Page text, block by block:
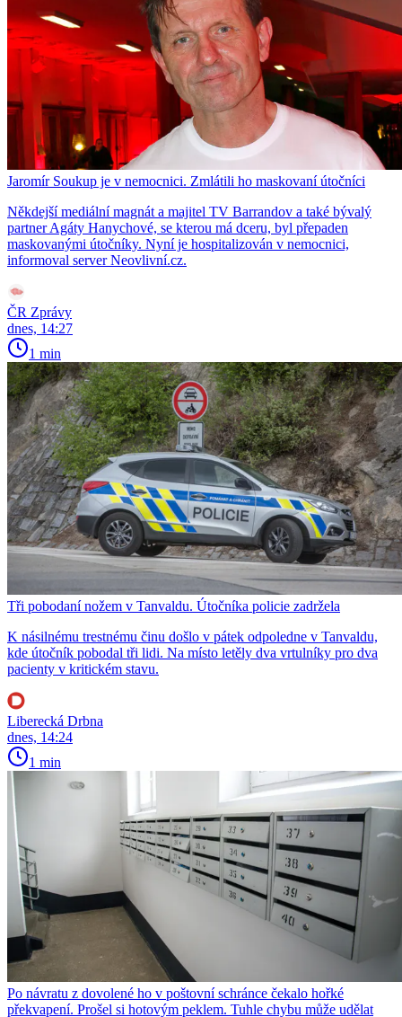
Jaromír Soukup je v nemocnici. Zmlátili ho maskovaní útočníci
Někdejší mediální magnát a majitel TV Barrandov a také bývalý
partner Agáty Hanychové, se kterou má dceru, byl přepaden
maskovanými útočníky. Nyní je hospitalizován v nemocnici,
informoval server Neovlivní.cz.
ČR Zprávy
dnes, 14:27
1 min
Tři pobodaní nožem v Tanvaldu. Útočníka policie zadržela
K násilnému trestnému činu došlo v pátek odpoledne v Tanvaldu,
kde útočník pobodal tři lidi. Na místo letěly dva vrtulníky pro dva
pacienty v kritickém stavu.
Liberecká Drbna
dnes, 14:24
1 min
Po návratu z dovolené ho v poštovní schránce čekalo hořké
překvapení. Prošel si hotovým peklem. Tuhle chybu může udělat